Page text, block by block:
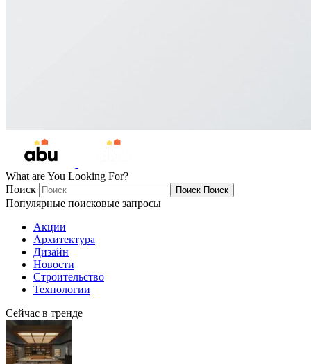
What are You Looking For?
Поиск
Поиск Поиск
Популярные поисковые запросы
Акции
Архитектура
Дизайн
Новости
Строительство
Технологии
Сейчас в тренде